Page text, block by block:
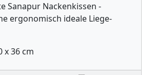
Sanapur Nackenkissen
­ergonomisch ideale Liege­
x 36 cm